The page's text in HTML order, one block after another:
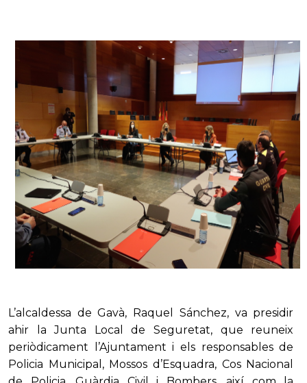
L’alcaldessa de Gavà, Raquel Sánchez, va presidir
ahir la Junta Local de Seguretat, que reuneix
periòdicament l’Ajuntament i els responsables de
Policia Municipal, Mossos d’Esquadra, Cos Nacional